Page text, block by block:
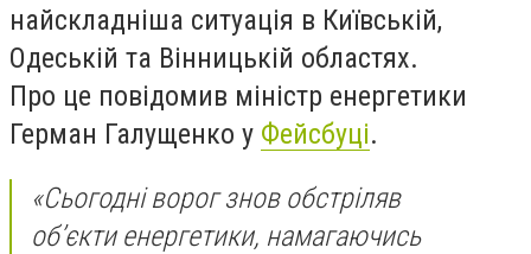
найскладніша ситуація в Київській,
Одеській та Вінницькій областях.
Про це повідомив міністр енергетики
Герман Галущенко у Фейсбуці.
«Сьогодні ворог знов обстріляв
об’єкти енергетики, намагаючись